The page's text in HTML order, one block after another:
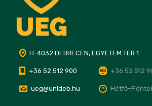
H-4032 DEBRECEN, EGYETEM TÉR 1.
+36 52 512 900 +36 52 512
ueg@unideb.hu